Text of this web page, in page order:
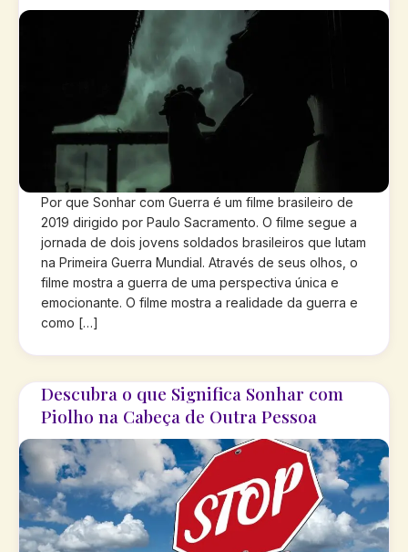
Por que Sonhar com Guerra é um filme brasileiro de
2019 dirigido por Paulo Sacramento. O filme segue a
jornada de dois jovens soldados brasileiros que lutam
na Primeira Guerra Mundial. Através de seus olhos, o
filme mostra a guerra de uma perspectiva única e
emocionante. O filme mostra a realidade da guerra e
como […]
Descubra o que Significa Sonhar com
Piolho na Cabeça de Outra Pessoa